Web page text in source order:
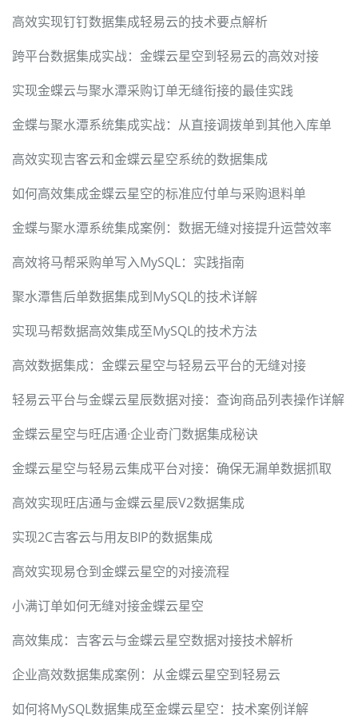
高效实现钉钉数据集成轻易云的技术要点解析
跨平台数据集成实战：金蝶云星空到轻易云的高效对接
实现金蝶云与聚水潭采购订单无缝衔接的最佳实践
金蝶与聚水潭系统集成实战：从直接调拨单到其他入库单
高效实现吉客云和金蝶云星空系统的数据集成
如何高效集成金蝶云星空的标准应付单与采购退料单
金蝶与聚水潭系统集成案例：数据无缝对接提升运营效率
高效将马帮采购单写入MySQL：实践指南
聚水潭售后单数据集成到MySQL的技术详解
实现马帮数据高效集成至MySQL的技术方法
高效数据集成：金蝶云星空与轻易云平台的无缝对接
轻易云平台与金蝶云星辰数据对接：查询商品列表操作详解
金蝶云星空与旺店通·企业奇门数据集成秘诀
金蝶云星空与轻易云集成平台对接：确保无漏单数据抓取
高效实现旺店通与金蝶云星辰V2数据集成
实现2C吉客云与用友BIP的数据集成
高效实现易仓到金蝶云星空的对接流程
小满订单如何无缝对接金蝶云星空
高效集成：吉客云与金蝶云星空数据对接技术解析
企业高效数据集成案例：从金蝶云星空到轻易云
如何将MySQL数据集成至金蝶云星空：技术案例详解